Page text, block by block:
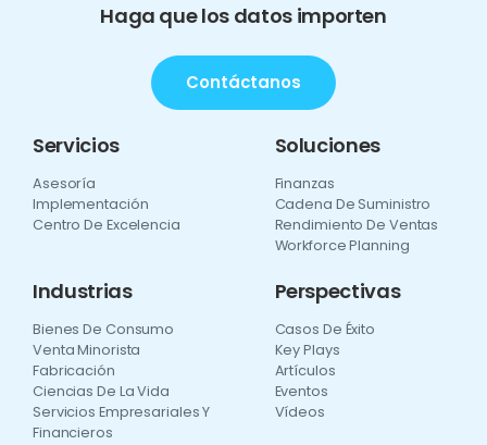
Haga que los datos importen
Contáctanos
Servicios
Asesoría
Implementación
Centro De Excelencia
Soluciones
Finanzas
Cadena De Suministro
Rendimiento De Ventas
Workforce Planning
Industrias
Bienes De Consumo
Venta Minorista
Fabricación
Ciencias De La Vida
Servicios Empresariales Y
Financieros
Perspectivas
Casos De Éxito
Key Plays
Artículos
Eventos
Vídeos